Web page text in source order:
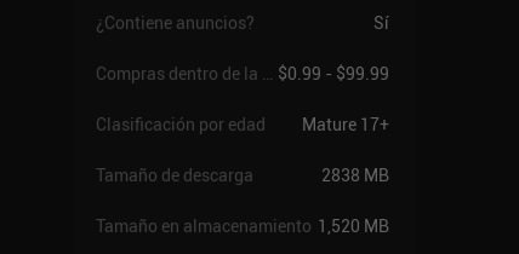
¿Contiene anuncios? Sí
Compras dentro de la app $0.99 - $99.99
Clasificación por edad Mature 17+
Tamaño de descarga 2838 MB
Tamaño en almacenamiento 1,520 MB